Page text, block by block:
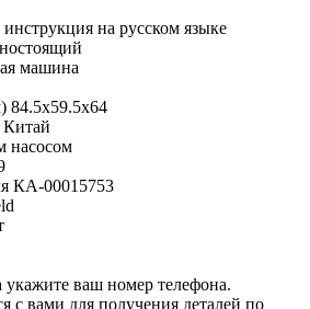
на русском языке
машина
84.5х59.5х64
Китай
насосом
КА-00015753
укажите ваш номер телефона.
с вами для получения деталей по